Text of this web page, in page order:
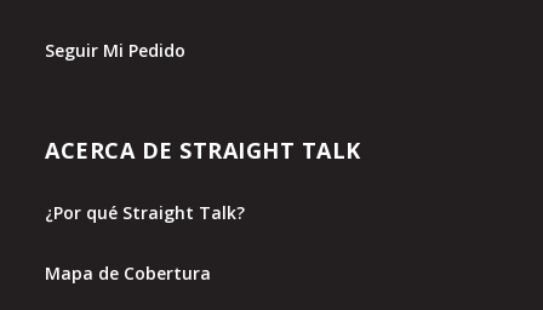
Seguir Mi Pedido
ACERCA DE STRAIGHT TALK
¿Por qué Straight Talk?
Mapa de Cobertura